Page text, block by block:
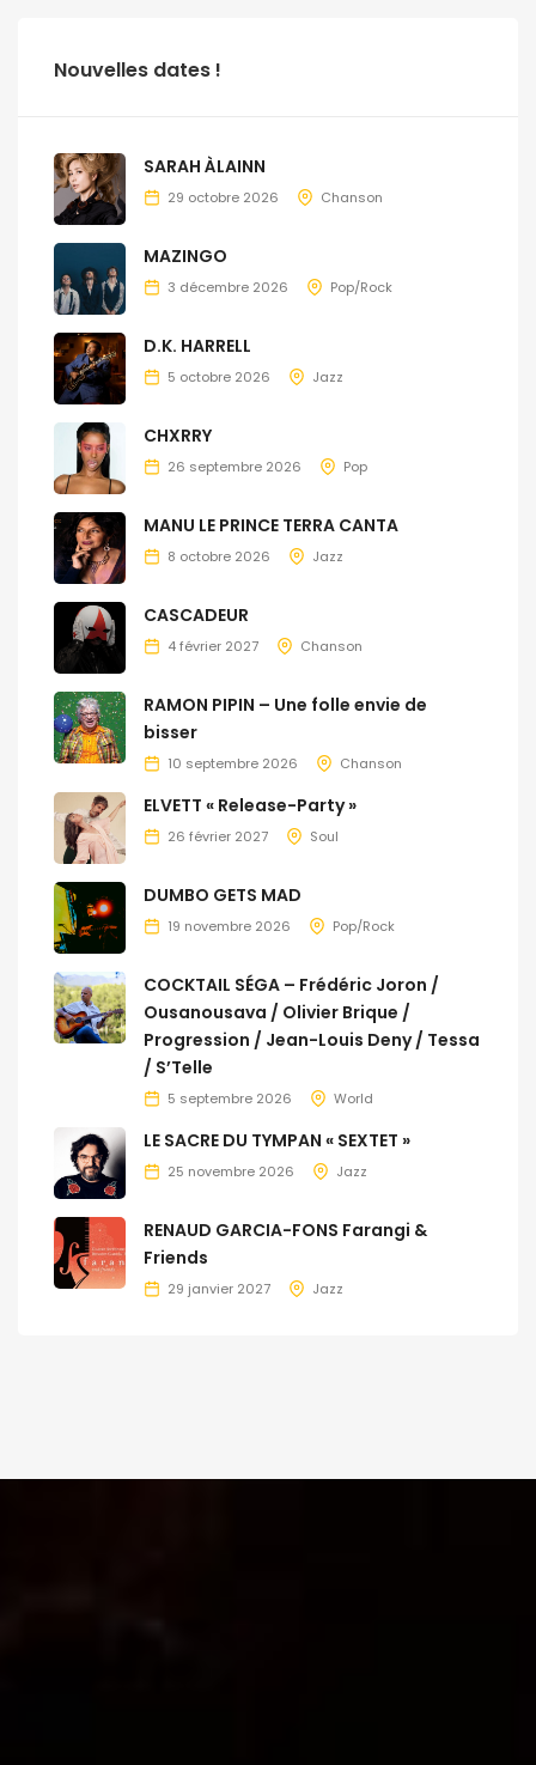
Nouvelles dates !
SARAH ÀLAINN
29 octobre 2026 Chanson
MAZINGO
3 décembre 2026 Pop/Rock
D.K. HARRELL
5 octobre 2026 Jazz
CHXRRY
26 septembre 2026 Pop
MANU LE PRINCE TERRA CANTA
8 octobre 2026 Jazz
CASCADEUR
4 février 2027 Chanson
RAMON PIPIN – Une folle envie de
bisser
10 septembre 2026 Chanson
ELVETT « Release-Party »
26 février 2027 Soul
DUMBO GETS MAD
19 novembre 2026 Pop/Rock
COCKTAIL SÉGA – Frédéric Joron /
Ousanousava / Olivier Brique /
Progression / Jean-Louis Deny / Tessa
/ S’Telle
5 septembre 2026 World
LE SACRE DU TYMPAN « SEXTET »
25 novembre 2026 Jazz
RENAUD GARCIA-FONS Farangi &
Friends
29 janvier 2027 Jazz